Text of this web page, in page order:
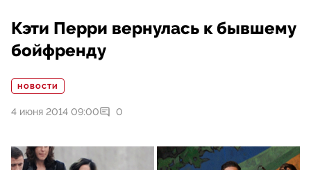
Кэти Перри вернулась к бывшему
бойфренду
НОВОСТИ
4 июня 2014 09:00 0